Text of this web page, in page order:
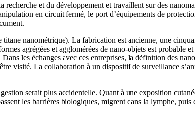
et du développement et travaillent sur des
en circuit fermé, le port d’équipements de
nanométrique). La fabrication est ancienne, une
agrégées et agglomérées de nano-objets est probable
les échanges avec ces entreprises, la définition des
visité. La collaboration à un dispositif de surveillance
serait plus accidentelle. Quant à une exposition
les barrières biologiques, migrent dans la lymphe, puis